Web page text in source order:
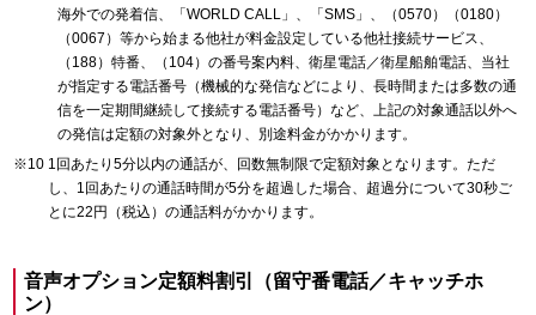
海外での発着信、「WORLD CALL」、「SMS」、（0570）（0180）
（0067）等から始まる他社が料金設定している他社接続サービス、
（188）特番、（104）の番号案内料、衛星電話／衛星船舶電話、当社
が指定する電話番号（機械的な発信などにより、長時間または多数の通
信を一定期間継続して接続する電話番号）など、上記の対象通話以外へ
の発信は定額の対象外となり、別途料金がかかります。
1回あたり5分以内の通話が、回数無制限で定額対象となります。ただ
し、1回あたりの通話時間が5分を超過した場合、超過分について30秒ご
とに22円（税込）の通話料がかかります。
音声オプション定額料割引（留守番電話／キャッチホ
ン）